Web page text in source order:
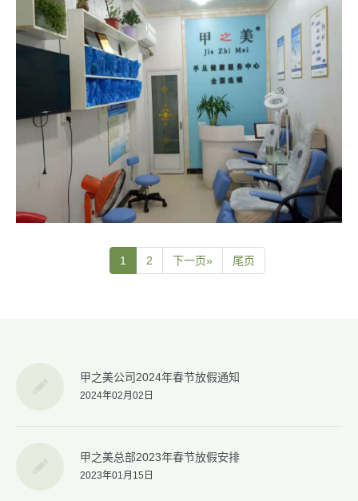
1 2 下一页» 尾页
甲之美公司2024年春节放假通知
2024年02月02日
甲之美总部2023年春节放假安排
2023年01月15日